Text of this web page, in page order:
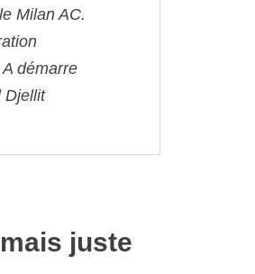
Milan AC.
démarre
juste